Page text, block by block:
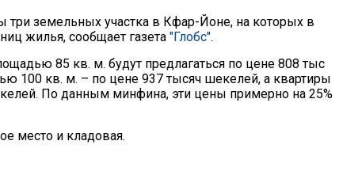
земельных участка в Кфар-Йоне, на которых в
жилья, сообщает газета "Глобс".
85 кв. м. будут предлагаться по цене 808 тыс
100 кв. м. – по цене 937 тысяч шекелей, а квартиры
По данным минфина, эти цены примерно на 25%
место и кладовая.